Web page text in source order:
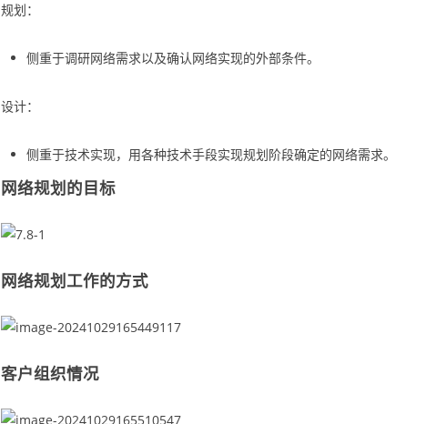
规划：
侧重于调研网络需求以及确认网络实现的外部条件。
设计：
侧重于技术实现，用各种技术手段实现规划阶段确定的网络需求。
网络规划的目标
网络规划工作的方式
客户组织情况